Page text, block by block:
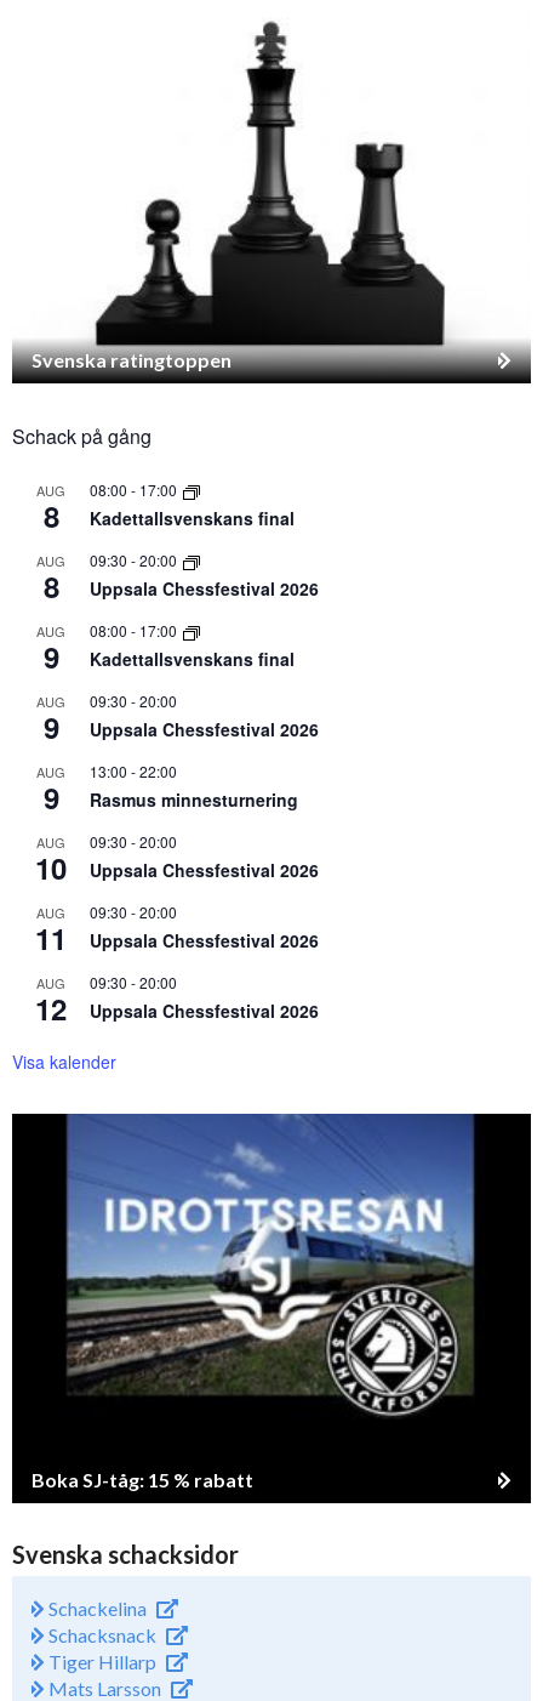
Svenska ratingtoppen
Schack på gång
AUG
8
08:00 - 17:00
Kadettallsvenskans final
AUG
8
09:30 -20:00
Uppsala Chessfestival 2026
AUG
9
08:00 - 17:00
Kadettallsvenskans final
AUG
9
09:30 -20:00
Uppsala Chessfestival 2026
AUG
9
13:00 -22:00
Rasmus minnesturnering
AUG
10
09:30 -20:00
Uppsala Chessfestival 2026
AUG
11
09:30 -20:00
Uppsala Chessfestival 2026
AUG
12
09:30 -20:00
Uppsala Chessfestival 2026
Visa kalender
Boka SJ-tåg: 15 % rabatt
Svenska schacksidor
Schackelina
Schacksnack
Tiger Hillarp
Mats Larsson